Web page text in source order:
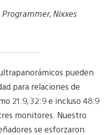
Nixxes
pueden
para relaciones de
21:9, 32:9 e incluso 48:9
monitores. Nuestro
se esforzaron